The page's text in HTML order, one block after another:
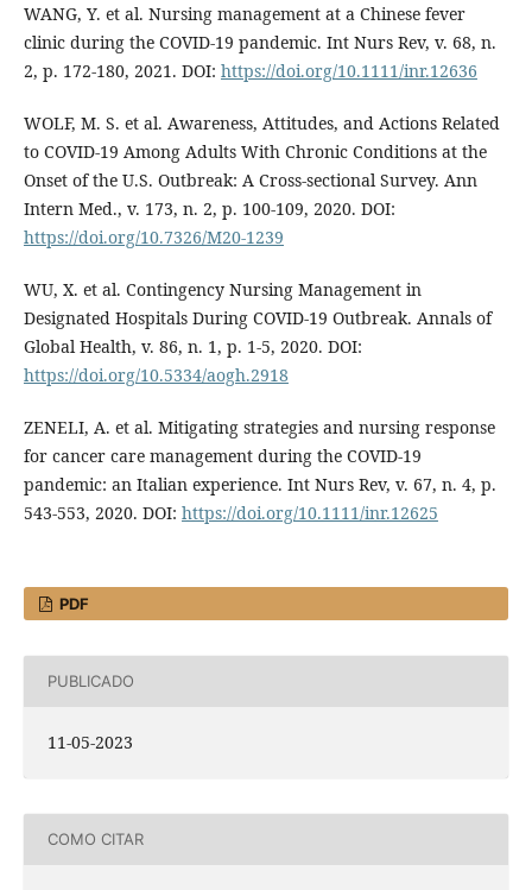
WANG, Y. et al. Nursing management at a Chinese fever
clinic during the COVID-19 pandemic. Int Nurs Rev, v. 68, n.
2, p. 172-180, 2021. DOI: https://doi.org/10.1111/inr.12636
WOLF, M. S. et al. Awareness, Attitudes, and Actions Related
to COVID-19 Among Adults With Chronic Conditions at the
Onset of the U.S. Outbreak: A Cross-sectional Survey. Ann
Intern Med., v. 173, n. 2, p. 100-109, 2020. DOI:
https://doi.org/10.7326/M20-1239
WU, X. et al. Contingency Nursing Management in
Designated Hospitals During COVID‐19 Outbreak. Annals of
Global Health, v. 86, n. 1, p. 1-5, 2020. DOI:
https://doi.org/10.5334/aogh.2918
ZENELI, A. et al. Mitigating strategies and nursing response
for cancer care management during the COVID-19
pandemic: an Italian experience. Int Nurs Rev, v. 67, n. 4, p.
543-553, 2020. DOI: https://doi.org/10.1111/inr.12625
PDF
PUBLICADO
11-05-2023
COMO CITAR